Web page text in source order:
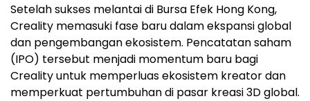
Setelah sukses melantai di Bursa Efek Hong Kong,
Creality memasuki fase baru dalam ekspansi global
dan pengembangan ekosistem. Pencatatan saham
(IPO) tersebut menjadi momentum baru bagi
Creality untuk memperluas ekosistem kreator dan
memperkuat pertumbuhan di pasar kreasi 3D global.